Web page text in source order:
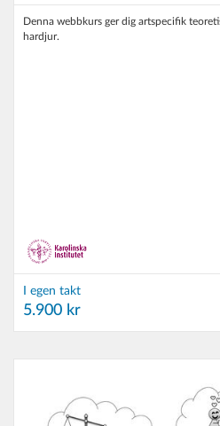
Denna webbkurs ger dig artspecifik
hardjur.
I egen takt
5.900 kr